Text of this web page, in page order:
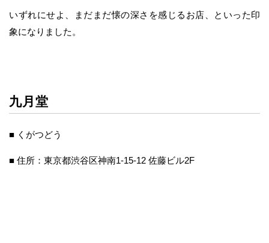
いずれにせよ、まだまだ懐の深さを感じるお店、といった印
象になりました。
九月堂
■ くがつどう
■ 住所：東京都渋谷区神南1-15-12 佐藤ビル2F